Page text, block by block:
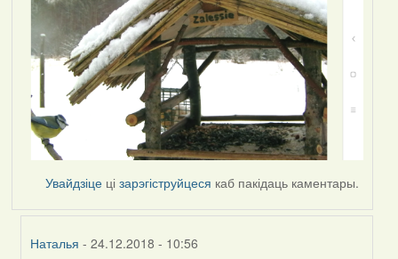
Увайдзіце цізарэгіструйцеся каб пакідаць каментары.
Наталья - 24.12.2018 - 10:56